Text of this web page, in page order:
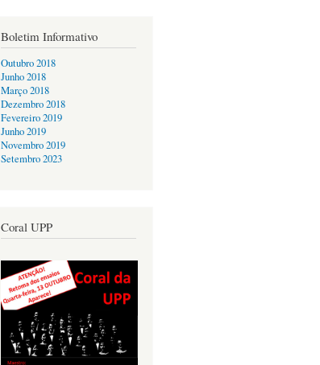
Boletim Informativo
Outubro 2018
Junho 2018
Março 2018
Dezembro 2018
Fevereiro 2019
Junho 2019
Novembro 2019
Setembro 2023
Coral UPP